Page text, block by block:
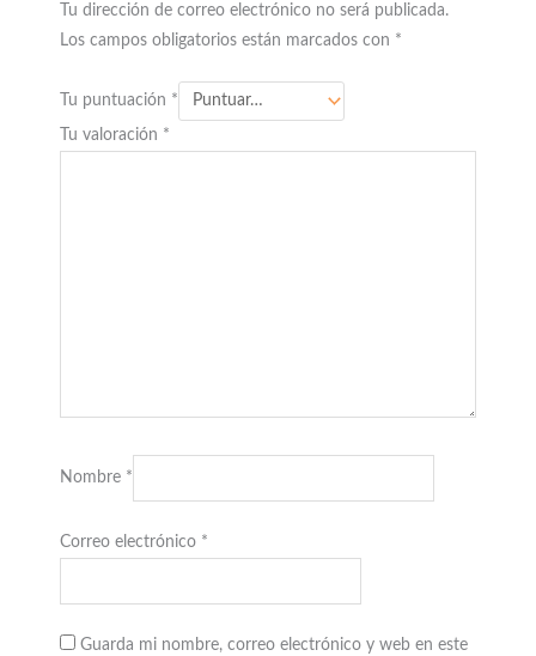
Tu dirección de correo electrónico no será publicada.
Los campos obligatorios están marcados con *
Tu puntuación *
Tu valoración *
Nombre *
Correo electrónico *
Guarda mi nombre, correo electrónico y web en este